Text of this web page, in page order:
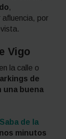
,
por
Vigo
la calle o
de
una buena
de la
minutos